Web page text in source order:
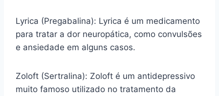
Lyrica (Pregabalina): Lyrica é um medicamento
para tratar a dor neuropática, como convulsões
e ansiedade em alguns casos.
Zoloft (Sertralina): Zoloft é um antidepressivo
muito famoso utilizado no tratamento da